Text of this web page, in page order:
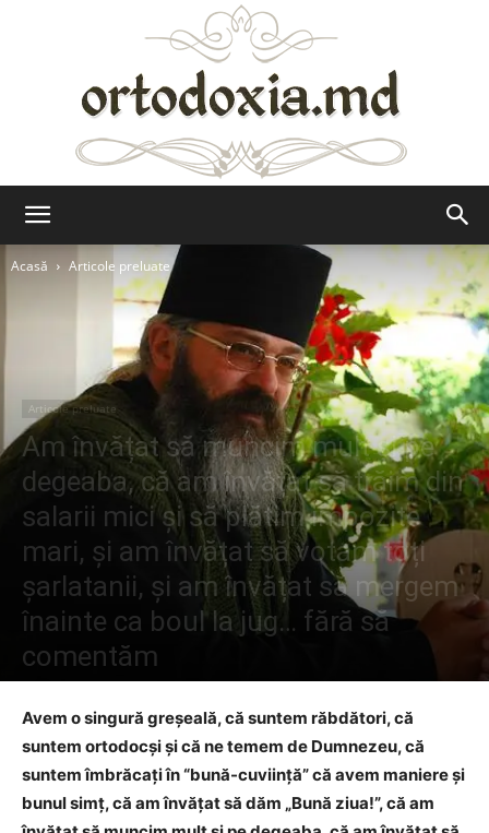
Acasă
Articole preluate
Articole preluate
Am învățat să muncim mult și pe
degeaba, că am învățat să trăim din
salarii mici și să plătim impozite
mari, și am învățat să votam toți
șarlatanii, și am învățat să mergem
înainte ca boul la jug… fără să
comentăm
Avem o singură greșeală, că suntem răbdători, că
suntem ortodocși și că ne temem de Dumnezeu, că
suntem îmbrăcați în “bună-cuviinţă” că avem maniere şi
bunul simţ, că am învățat să dăm „Bună ziua!”, că am